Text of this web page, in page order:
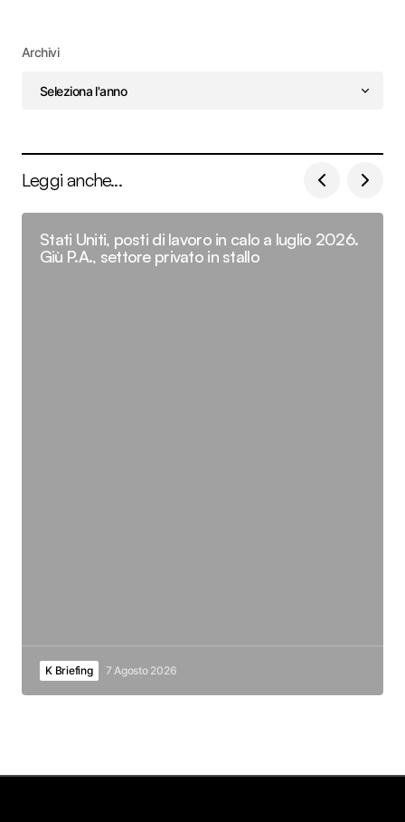
Archivi
Leggi anche...
Stati Uniti, posti di lavoro in calo a luglio 2026.
Giù P.A., settore privato in stallo
K Briefing 7 Agosto 2026